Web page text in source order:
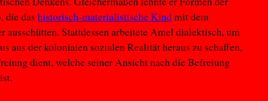
die das historisch-materialistische Kindmit dem
ausschütten. Stattdessen arbeitete Amel dialektisch, um
aus der kolonialen sozialen Realität heraus zu schaffen,
dient, welche seiner Ansicht nach die Befreiung